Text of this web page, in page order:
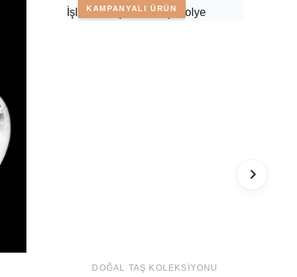
KAMPANYALI ÜRÜN
DOĞAL TAŞ KOLEKSIYONU